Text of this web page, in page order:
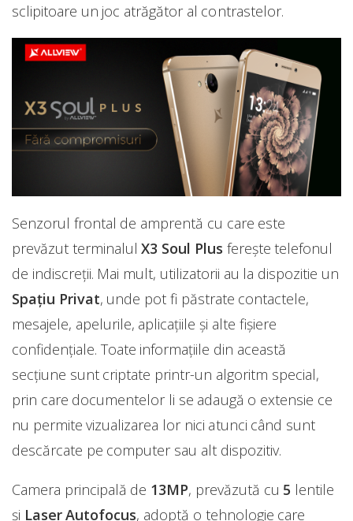
sclipitoare un joc atrăgător al contrastelor.
Senzorul frontal de amprentă cu care este
prevăzut terminalulX3 Soul Plus ferește telefonul
de indiscreții. Mai mult, utilizatorii au la dispozitie un
Spațiu Privat, unde pot fi păstrate contactele,
mesajele, apelurile, aplicațiile și alte fișiere
confidențiale. Toate informațiile din această
secțiune sunt criptate printr-un algoritm special,
prin care documentelor li se adaugă o extensie ce
nu permite vizualizarea lor nici atunci când sunt
descărcate pe computer sau alt dispozitiv.
Camera principală de 13MP, prevăzută cu 5 lentile
și Laser Autofocus, adoptă o tehnologie care